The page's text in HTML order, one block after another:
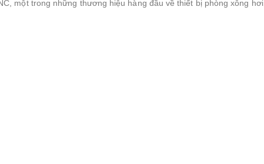
một trong những thương hiệu hàng đầu về thiết bị phòng xông